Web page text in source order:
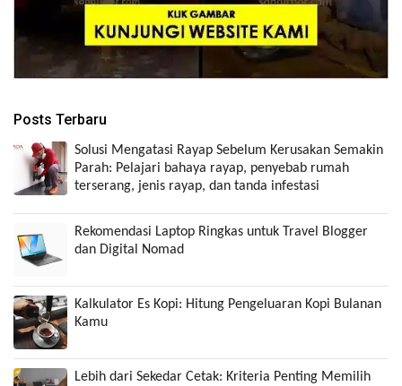
Posts Terbaru
Solusi Mengatasi Rayap Sebelum Kerusakan Semakin
Parah: Pelajari bahaya rayap, penyebab rumah
terserang, jenis rayap, dan tanda infestasi
Rekomendasi Laptop Ringkas untuk Travel Blogger
dan Digital Nomad
Kalkulator Es Kopi: Hitung Pengeluaran Kopi Bulanan
Kamu
Lebih dari Sekedar Cetak: Kriteria Penting Memilih